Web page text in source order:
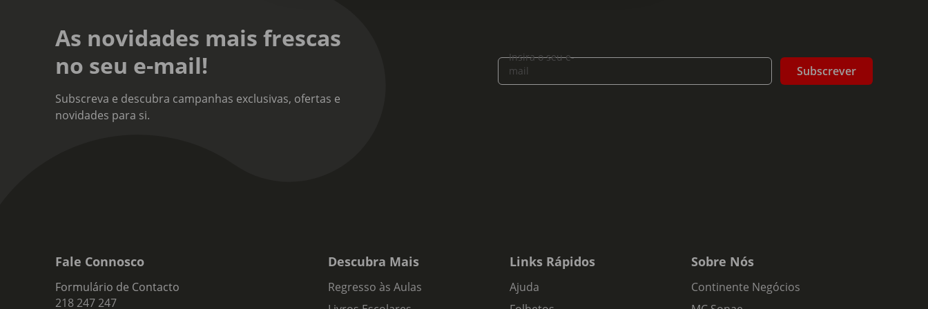
As novidades mais frescas
no seu e-mail!
Subscreva e descubra campanhas exclusivas, ofertas e
novidades para si.
Insira o seu e-
mail
Subscrever
Fale Connosco
Formulário de Contacto
218 247 247
Descubra Mais
Regresso às Aulas
Links Rápidos
Ajuda
Sobre Nós
Continente Negócios